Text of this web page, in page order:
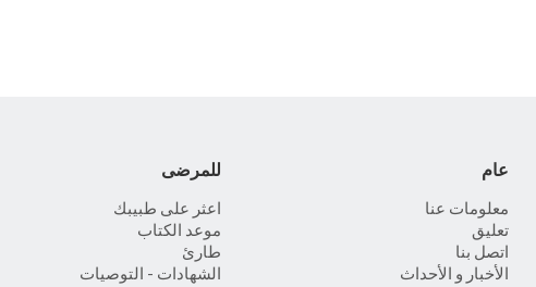
عام
معلومات عنا
تعليق
اتصل بنا
الأخبار و الأحداث
للمرضى
اعثر على طبيبك
موعد الكتاب
طارئ
الشهادات - التوصيات